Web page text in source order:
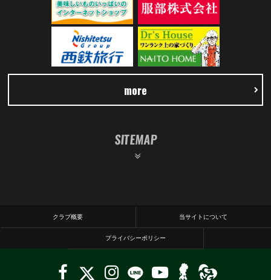
more
SITEMAP
クラブ概要 当サイトについて
プライバシーポリシー